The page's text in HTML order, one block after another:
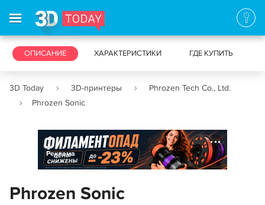
3D-ПРИНТЕРЫ 3D-СКАНЕРЫ
ОПИСАНИЕ ХАРАКТЕРИСТИКИ ГДЕ КУПИТЬ
3D Today 3D-принтеры
Phrozen Tech Co., Ltd.
Phrozen Sonic
Реклама
Phrozen Sonic